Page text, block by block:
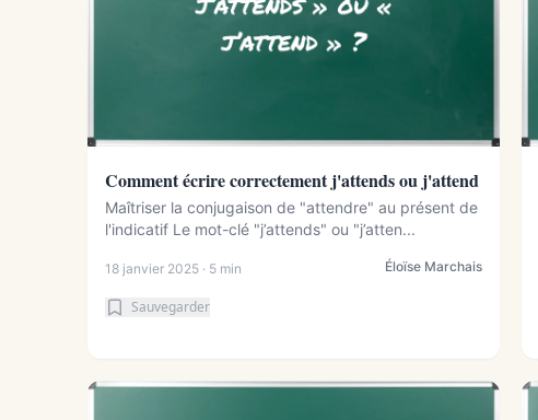
Comment écrire correctement j'attends ou j'attend
Maîtriser la conjugaison de "attendre" au présent de
l'indicatif Le mot-clé "j’attends" ou "j’atten...
18 janvier 2025 · 5 min Éloïse Marchais
Sauvegarder